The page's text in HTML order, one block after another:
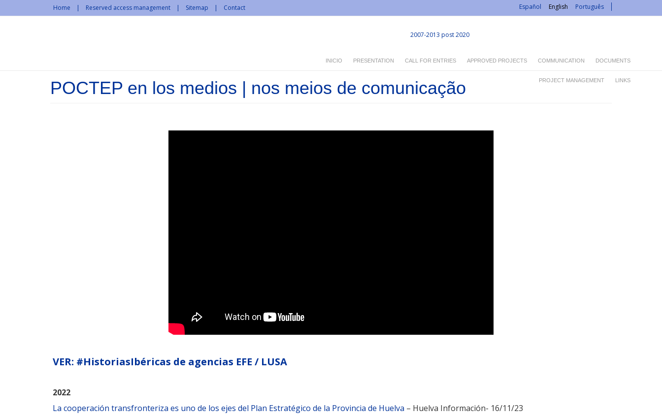
Skip to main contentHome Reserved access management Sitemap Contact Español English Português
INICIO PRESENTATION CALL FOR ENTRIES APPROVED PROJECTS COMMUNICATION DOCUMENTS
PROJECT MANAGEMENT LINKS
2007-2013 post 2020
POCTEP en los medios | nos meios de comunicação
VER: #HistoriasIbéricas de agencias EFE / LUSA
2022
La cooperación transfronteriza es uno de los ejes del Plan Estratégico de la Provincia de Huelva – Huelva Información- 16/11/23